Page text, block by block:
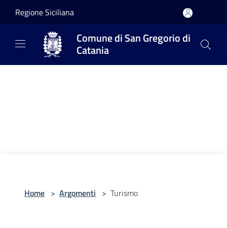
Regione Siciliana
Comune di San Gregorio di
Catania
Home > Argomenti > Turismo